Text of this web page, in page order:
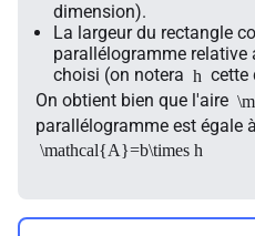
dimension).
La largeur du rectangle
parallélogramme relative
choisi (on notera h cette
On obtient bien que l'aire
parallélogramme est égale
\mathcal{A}=b\times h